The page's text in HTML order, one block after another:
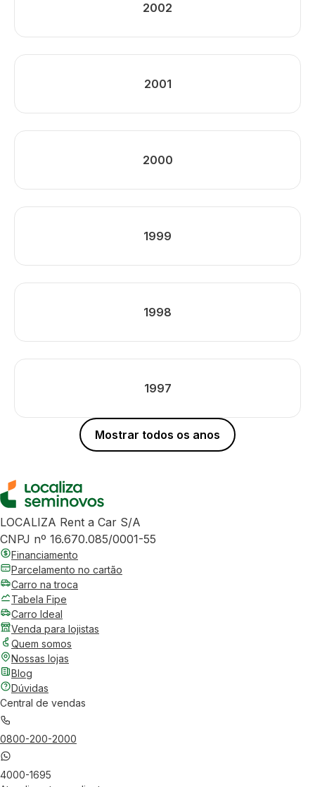
2002
2001
2000
1999
1998
1997
Mostrar todos os anos
LOCALIZA Rent a Car S/A
CNPJ nº 16.670.085/0001-55
Financiamento
Parcelamento no cartão
Carro na troca
Tabela Fipe
Carro Ideal
Venda para lojistas
Quem somos
Nossas lojas
Blog
Dúvidas
Central de vendas
0800-200-2000
4000-1695